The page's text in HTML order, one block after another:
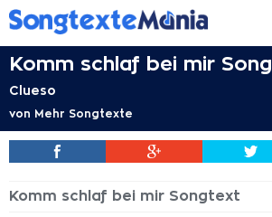
Komm schlaf bei mir
Clueso
von Mehr Songtexte
Komm schlaf bei mir Songtext